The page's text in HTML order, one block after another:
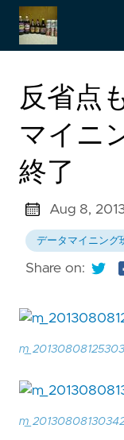
反省点
マイニ
終了
Aug 8,
データマイニング
Share on: